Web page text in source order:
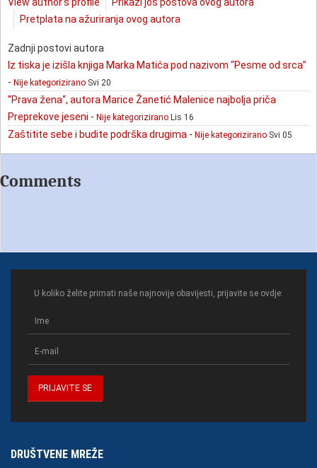
Pretplata na ažuriranja ovog autora
Zadnji postovi autora
Iz tiska je izišla knjiga Marka Matića pod nazivom “Pesme od srca”
- Nije kategorizirano Svi 20
"Prava žena“, autora Marice Žanetić Malenice najbolja priča
Preprekove jeseni - Nije kategorizirano Lis 16
Zaštitite sebe i budite podrška drugima - Nije kategorizirano Svi 05
Comments
U koliko želite primati naše najnovije obavijesti, prijavite se ovdje:
DRUŠTVENE MREŽE